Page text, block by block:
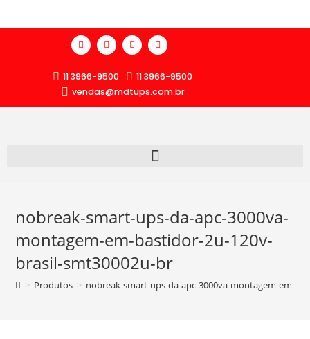
11 3966-9500
11 3966-9500
vendas@mdtups.com.br
nobreak-smart-ups-da-apc-3000va-
montagem-em-bastidor-2u-120v-
brasil-smt30002u-br
> Produtos > nobreak-smart-ups-da-apc-3000va-montagem-em-